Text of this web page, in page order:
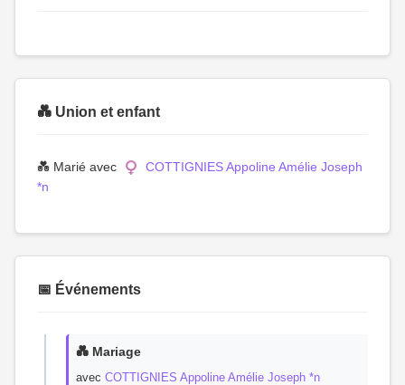
💑 Union et enfant
💑 Marié avec
COTTIGNIES Appoline Amélie Joseph
*n
📅 Événements
💑 Mariage
avec COTTIGNIES Appoline Amélie Joseph *n